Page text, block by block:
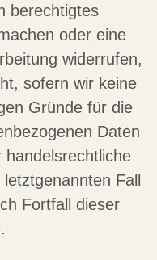
berechtigtes
oder eine
widerrufen,
sofern wir keine
Gründe für die
Daten
Fall
Fortfall dieser